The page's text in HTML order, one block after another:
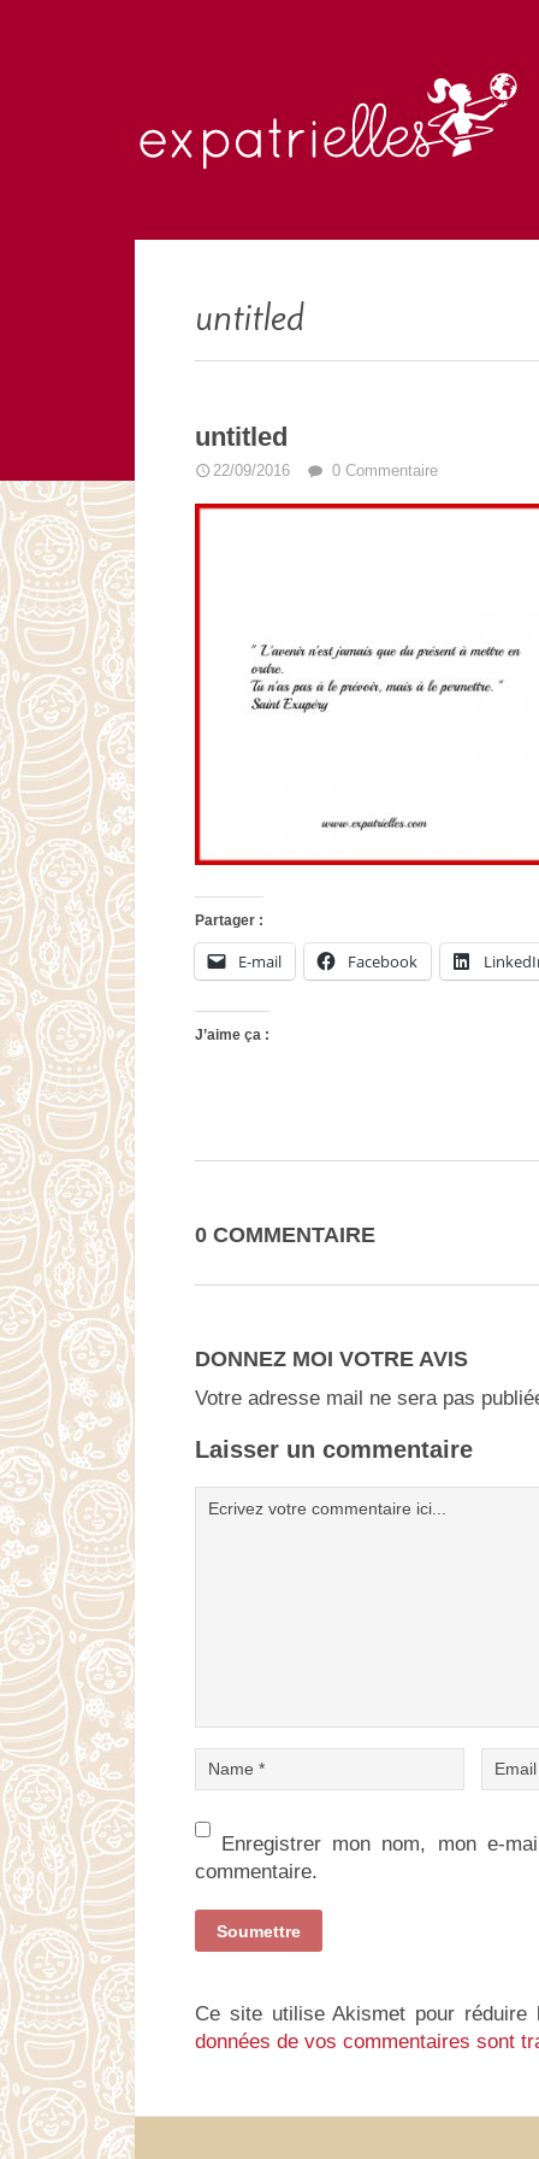
untitled
untitled
22/09/2016 0 Commentaire
Partager :
E-mail Facebook
J’aime ça :
0 COMMENTAIRE
DONNEZ MOI VOTRE AVIS
Votre adresse mail ne sera pas
Laisser un commentaire
Enregistrer mon nom, mon e-
commentaire.
Ce site utilise Akismet pour
données de vos commentaires sont